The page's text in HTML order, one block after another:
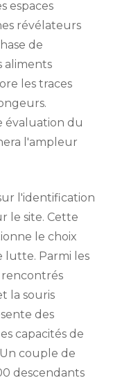
espaces
révélateurs
de
aliments
les traces
évaluation du
l'ampleur
l'identification
le site. Cette
le choix
lutte. Parmi les
la souris
des
capacités de
couple de
descendants